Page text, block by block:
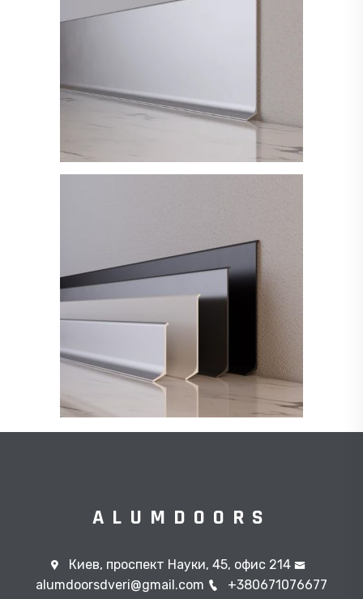
ALUMDOORS
Киев, проспект Науки, 45, офис 214
alumdoorsdveri@gmail.com
+380671076677